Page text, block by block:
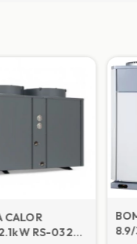
CALOR
RS-032T